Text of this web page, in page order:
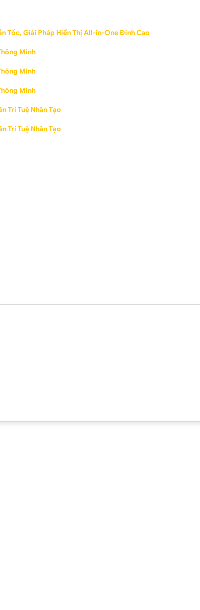
Tốc, Giải Pháp Hiển Thị All-in-One Đỉnh Cao
Minh
Minh
Minh
Trí Tuệ Nhân Tạo
Trí Tuệ Nhân Tạo